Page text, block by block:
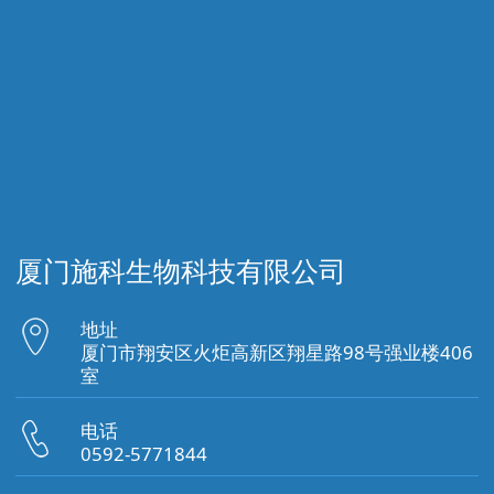
厦门施科生物科技有限公司
地址
厦门市翔安区火炬高新区翔星路98号强业楼406
室
电话
0592-5771844